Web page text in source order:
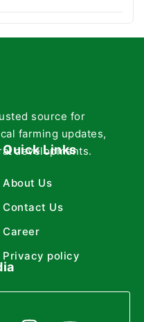
source for
farming updates,
developments.
Quick Links
About Us
Contact Us
Career
Privacy policy